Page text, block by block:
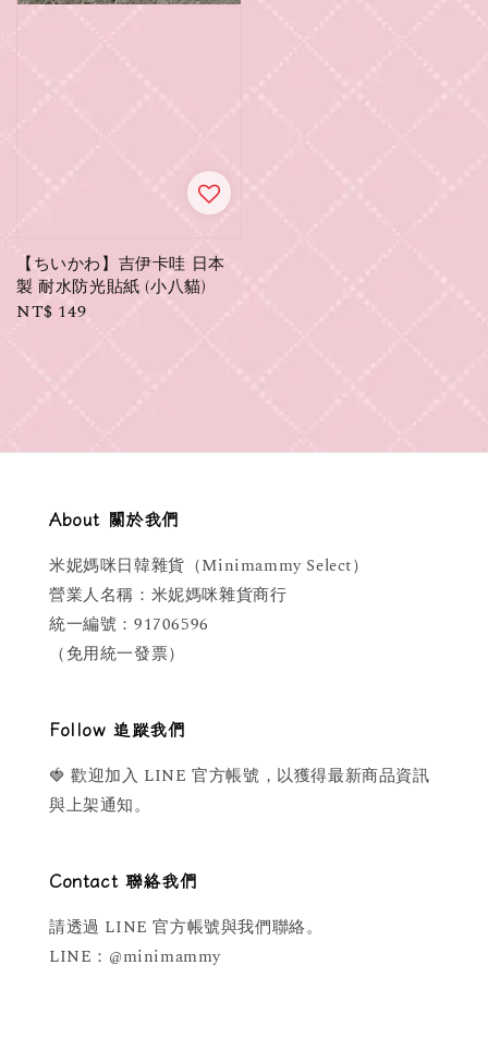
【ちいかわ】吉伊卡哇 日本
製 耐水防光貼紙 (小八貓)
Regular
NT$ 149
About 關於我們
米妮媽咪日韓雜貨（Minimammy Select）
營業人名稱：米妮媽咪雜貨商行
統一編號：91706596
（免用統一發票）
Follow 追蹤我們
🍓 歡迎加入 LINE 官方帳號，以獲得最新商品資訊
與上架通知。
Contact 聯絡我們
請透過 LINE 官方帳號與我們聯絡。
LINE：@minimammy